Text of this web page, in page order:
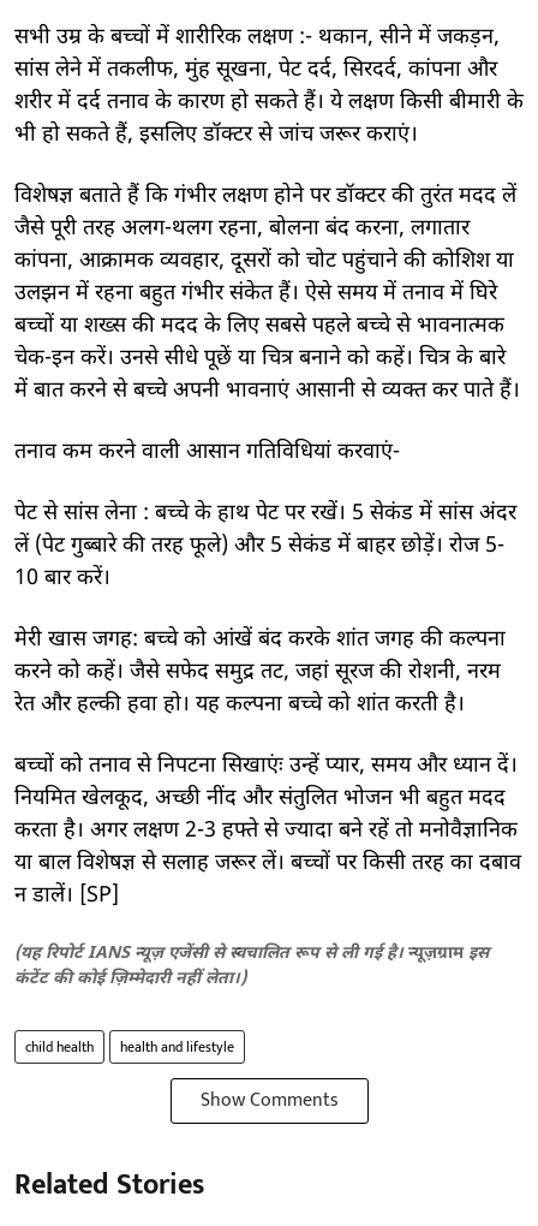
सभी उम्र के बच्चों में शारीरिक लक्षण :- थकान, सीने में जकड़न,
सांस लेने में तकलीफ, मुंह सूखना, पेट दर्द, सिरदर्द, कांपना और
शरीर में दर्द तनाव के कारण हो सकते हैं। ये लक्षण किसी बीमारी के
भी हो सकते हैं, इसलिए डॉक्टर से जांच जरूर कराएं।
विशेषज्ञ बताते हैं कि गंभीर लक्षण होने पर डॉक्टर की तुरंत मदद लें
जैसे पूरी तरह अलग-थलग रहना, बोलना बंद करना, लगातार
कांपना, आक्रामक व्यवहार, दूसरों को चोट पहुंचाने की कोशिश या
उलझन में रहना बहुत गंभीर संकेत हैं। ऐसे समय में तनाव में घिरे
बच्चों या शख्स की मदद के लिए सबसे पहले बच्चे से भावनात्मक
चेक-इन करें। उनसे सीधे पूछें या चित्र बनाने को कहें। चित्र के बारे
में बात करने से बच्चे अपनी भावनाएं आसानी से व्यक्त कर पाते हैं।
तनाव कम करने वाली आसान गतिविधियां करवाएं-
पेट से सांस लेना : बच्चे के हाथ पेट पर रखें। 5 सेकंड में सांस अंदर
लें (पेट गुब्बारे की तरह फूले) और 5 सेकंड में बाहर छोड़ें। रोज 5-
10 बार करें।
मेरी खास जगह: बच्चे को आंखें बंद करके शांत जगह की कल्पना
करने को कहें। जैसे सफेद समुद्र तट, जहां सूरज की रोशनी, नरम
रेत और हल्की हवा हो। यह कल्पना बच्चे को शांत करती है।
बच्चों को तनाव से निपटना सिखाएंः उन्हें प्यार, समय और ध्यान दें।
नियमित खेलकूद, अच्छी नींद और संतुलित भोजन भी बहुत मदद
करता है। अगर लक्षण 2-3 हफ्ते से ज्यादा बने रहें तो मनोवैज्ञानिक
या बाल विशेषज्ञ से सलाह जरूर लें। बच्चों पर किसी तरह का दबाव
न डालें। [SP]
(यह रिपोर्ट IANS न्यूज़ एजेंसी से स्वचालित रूप से ली गई है।न्यूज़ग्राम इस
कंटेंट की कोई ज़िम्मेदारी नहीं लेता।)
child health health and lifestyle
Show Comments
Related Stories